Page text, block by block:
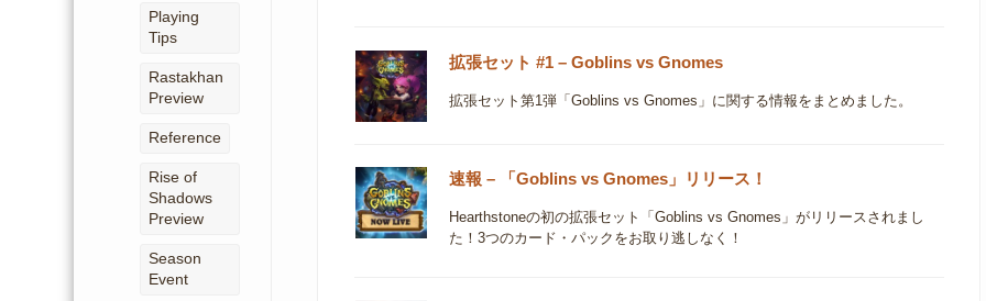
拡張セット #1 – Goblins vs Gnomes
拡張セット第1弾「Goblins vs Gnomes」に関する情報をまとめました。
速報 – 「Goblins vs Gnomes」リリース！
Hearthstoneの初の拡張セット「Goblins vs Gnomes」がリリースされまし
た！3つのカード・パックをお取り逃しなく！
Playing
Tips
Rastakhan
Preview
Reference
Rise of
Shadows
Preview
Season
Event